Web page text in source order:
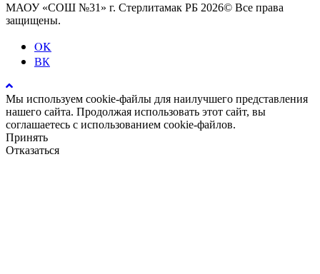
МАОУ «СОШ №31» г. Стерлитамак РБ 2026© Все права
защищены.
OK
ВК
Мы используем cookie-файлы для наилучшего представления
нашего сайта. Продолжая использовать этот сайт, вы
соглашаетесь с использованием cookie-файлов.
Принять
Отказаться